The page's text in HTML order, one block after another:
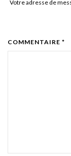
Votre adresse de
COMMENTAIRE *